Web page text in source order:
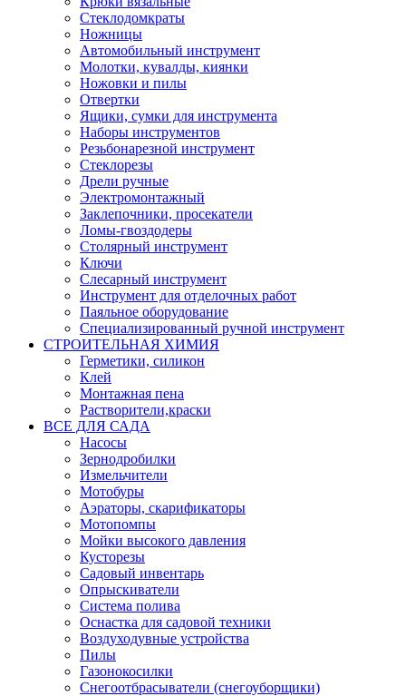
Стеклодомкраты
Ножницы
Автомобильный инструмент
Молотки, кувалды, киянки
Ножовки и пилы
Отвертки
Ящики, сумки для инструмента
Наборы инструментов
Резьбонарезной инструмент
Стеклорезы
Дрели ручные
Электромонтажный
Заклепочники, просекатели
Ломы-гвоздодеры
Столярный инструмент
Ключи
Слесарный инструмент
Инструмент для отделочных работ
Паяльное оборудование
Специализированный ручной инструмент
СТРОИТЕЛЬНАЯ ХИМИЯ
Герметики, силикон
Клей
Монтажная пена
Растворители,краски
ВСЕ ДЛЯ САДА
Насосы
Зернодробилки
Измельчители
Мотобуры
Аэраторы, скарификаторы
Мотопомпы
Мойки высокого давления
Кусторезы
Садовый инвентарь
Опрыскиватели
Система полива
Оснастка для садовой техники
Воздуходувные устройства
Пилы
Газонокосилки
Снегоотбрасыватели (снегоуборщики)